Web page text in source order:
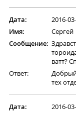
Дата:
2016-
Имя:
Сергей
Сообщение:
ватт?
Ответ:
Добрый
тех
Дата:
2016-